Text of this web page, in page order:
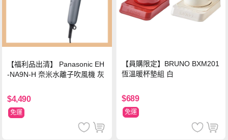
【福利品出清】 Panasonic EH
-NA9N-H 奈米水離子吹風機 灰
$4,490
免運
【員購限定】BRUNO BXM201
恆溫暖杯墊組 白
$689
免運